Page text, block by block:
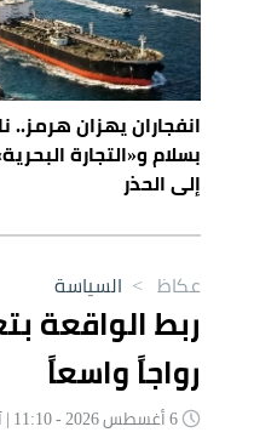
انفجاران يهزان هرمز..
بسلام و«التجارة
إلى الحذر
عكاظ > السياسة
ربط الواقعة
رواجاً واسعاً